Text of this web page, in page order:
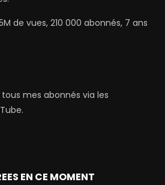
de vues, 210 000 abonnés, 7 ans
mes abonnés via les
EN CE MOMENT